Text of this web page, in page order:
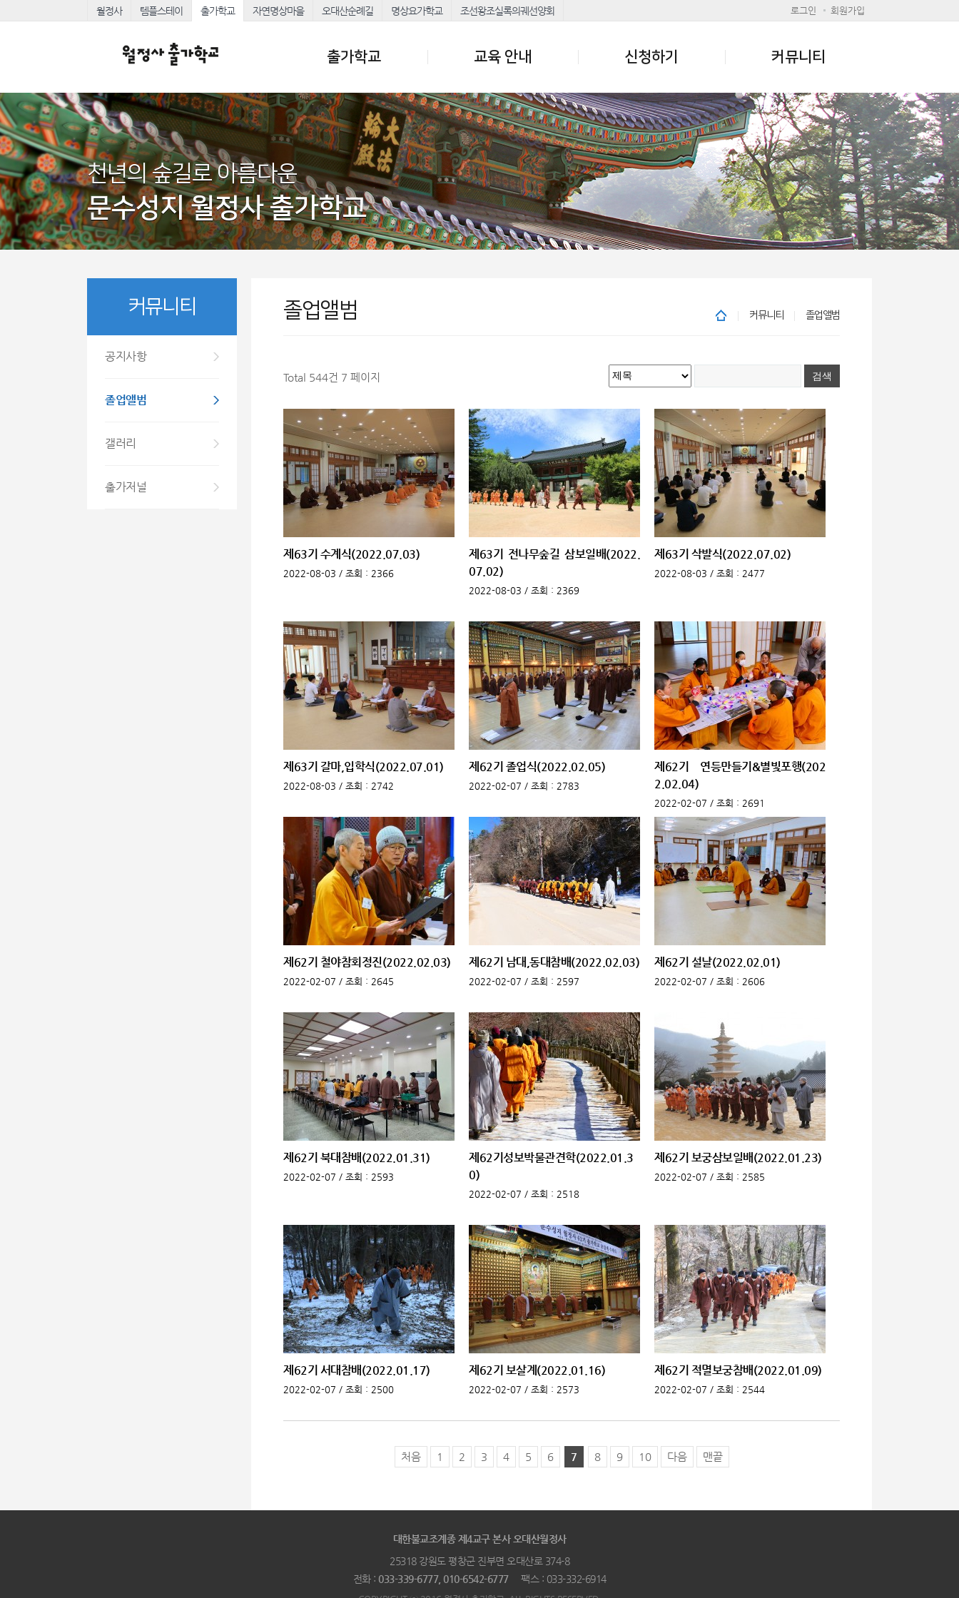
월정사 템플스테이 출가학교 자연명상마을 오대산순례길 명상요가학교 조선왕조실록의궤선양회 로그인 회원가입
출가학교 교육 안내 신청하기 커뮤니티
천년의 숲길로 아름다운
문수성지 월정사 출가학교
커뮤니티
공지사항
졸업앨범
갤러리
출가저널
커뮤니티 졸업앨범
졸업앨범
Total 544건 7 페이지
제63기 수계식(2022.07.03)
2022-08-03 / 조회 : 2366
제63기 전나무숲길 삼보일배(2022.
07.02)
2022-08-03 / 조회 : 2369
제63기 삭발식(2022.07.02)
2022-08-03 / 조회 : 2477
제63기 갈마,입학식(2022.07.01)
2022-08-03 / 조회 : 2742
제62기 졸업식(2022.02.05)
2022-02-07 / 조회 : 2783
제62기 연등만들기&별빛포행(202
2.02.04)
2022-02-07 / 조회 : 2691
제62기 철야참회정진(2022.02.03)
2022-02-07 / 조회 : 2645
제62기 남대,동대참배(2022.02.03)
2022-02-07 / 조회 : 2597
제62기 설날(2022.02.01)
2022-02-07 / 조회 : 2606
제62기 북대참배(2022.01.31)
2022-02-07 / 조회 : 2593
제62기성보박물관견학(2022.01.3
0)
2022-02-07 / 조회 : 2518
제62기 보궁삼보일배(2022.01.23)
2022-02-07 / 조회 : 2585
제62기 서대참배(2022.01.17)
2022-02-07 / 조회 : 2500
제62기 보살계(2022.01.16)
2022-02-07 / 조회 : 2573
제62기 적멸보궁참배(2022.01.09)
2022-02-07 / 조회 : 2544
처음 1 2 3 4 5 6 7 8 9 10 다음 맨끝
대한불교조계종 제4교구 본사 오대산월정사
25318 강원도 평창군 진부면 오대산로 374-8
전화 : 033-339-6777, 010-6542-6777팩스 : 033-332-6914